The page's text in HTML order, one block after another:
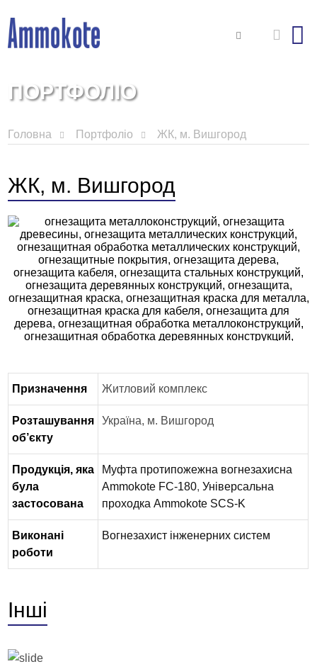
ПОРТФОЛІО
Головна Портфоліо ЖК, м. Вишгород
ЖК, м. Вишгород
Призначення Житловий комплекс
Розташування
об’єкту
Україна, м. Вишгород
Продукція, яка
була
застосована
Муфта протипожежна вогнезахисна
Ammokote FC-180,Універсальна
проходка Ammokote SCS-K
Виконані
роботи
Вогнезахист інженерних систем
Інші